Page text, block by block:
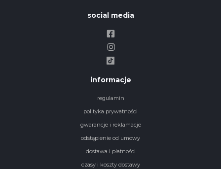
social media
informacje
regulamin
polityka prywatności
gwarancje i reklamacje
odstąpienie od umowy
dostawa i płatności
czasy i koszty dostawy